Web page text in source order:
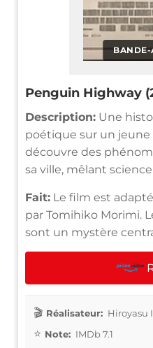
BANDE-
Penguin Highway
Description: Une
poétique sur un
découvre des
sa ville, mêlant
Fait: Le film est
par Tomihiko Morimi.
sont un mystère
Réalisateur: Hiroyasu
Note: IMDb 7.1